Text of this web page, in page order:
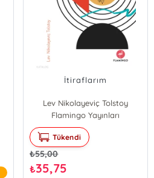
İtiraflarım
Lev Nikolayeviç Tolstoy
Flamingo Yayınları
Tükendi
₺55,00
₺35,75